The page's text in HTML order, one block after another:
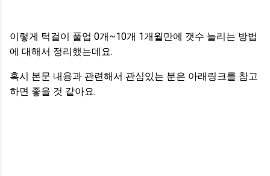
이렇게 턱걸이 풀업 0개~10개 1개월만에 갯수 늘리는 방법
에 대해서 정리했는데요.
혹시 본문 내용과 관련해서 관심있는 분은 아래링크를 참고
하면 좋을 것 같아요.